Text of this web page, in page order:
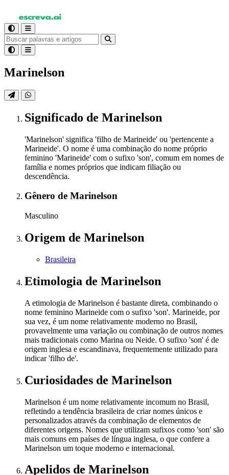
Marinelson
Significado de Marinelson
'Marinelson' significa 'filho de Marineide' ou 'pertencente a
Marineide'. O nome é uma combinação do nome próprio
feminino 'Marineide' com o sufixo 'son', comum em nomes de
família e nomes próprios que indicam filiação ou
descendência.
Gênero de Marinelson
Masculino
Origem de Marinelson
Brasileira
Etimologia de Marinelson
A etimologia de Marinelson é bastante direta, combinando o
nome feminino Marineide com o sufixo 'son'. Marineide, por
sua vez, é um nome relativamente moderno no Brasil,
provavelmente uma variação ou combinação de outros nomes
mais tradicionais como Marina ou Neide. O sufixo 'son' é de
origem inglesa e escandinava, frequentemente utilizado para
indicar 'filho de'.
Curiosidades de Marinelson
Marinelson é um nome relativamente incomum no Brasil,
refletindo a tendência brasileira de criar nomes únicos e
personalizados através da combinação de elementos de
diferentes origens. Nomes que utilizam sufixos como 'son' são
mais comuns em países de língua inglesa, o que confere a
Marinelson um toque moderno e internacional.
Apelidos de Marinelson